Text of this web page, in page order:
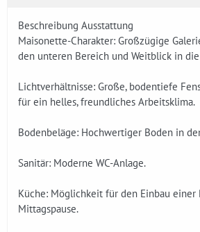
Beschreibung Ausstattung
Maisonette-Charakter: Großzügige
den unteren Bereich und Weitblick in
Lichtverhältnisse­: Große, bodentiefe
für ein helles, freundliches Arbeitsklima.
Bodenbeläge: Hochwertiger Boden in
Sanitär: Moderne WC-Anlage.
Küche: Möglichkeit für den Einbau einer
Mittagspause.